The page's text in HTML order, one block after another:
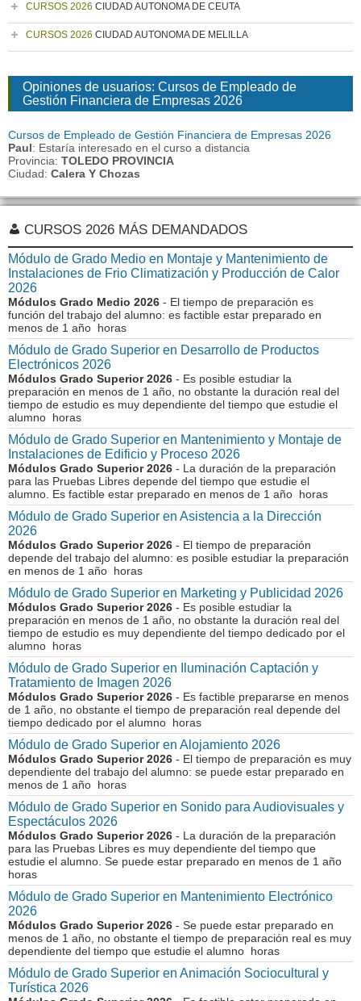
CURSOS 2026 CIUDAD AUTONOMA DE CEUTA
CURSOS 2026 CIUDAD AUTONOMA DE MELILLA
Opiniones de usuarios: Cursos de Empleado de
Gestión Financiera de Empresas 2026
Cursos de Empleado de Gestión Financiera de Empresas 2026
Paul: Estaría interesado en el curso a distancia
Provincia: TOLEDO PROVINCIA
Ciudad: Calera Y Chozas
CURSOS 2026 MÁS DEMANDADOS
Módulo de Grado Medio en Montaje y Mantenimiento de
Instalaciones de Frio Climatización y Producción de Calor
2026
Módulos Grado Medio 2026 - El tiempo de preparación es
función del trabajo del alumno: es factible estar preparado en
menos de 1 año horas
Módulo de Grado Superior en Desarrollo de Productos
Electrónicos 2026
Módulos Grado Superior 2026 - Es posible estudiar la
preparación en menos de 1 año, no obstante la duración real del
tiempo de estudio es muy dependiente del tiempo que estudie el
alumno horas
Módulo de Grado Superior en Mantenimiento y Montaje de
Instalaciones de Edificio y Proceso 2026
Módulos Grado Superior 2026 - La duración de la preparación
para las Pruebas Libres depende del tiempo que estudie el
alumno. Es factible estar preparado en menos de 1 año horas
Módulo de Grado Superior en Asistencia a la Dirección
2026
Módulos Grado Superior 2026 - El tiempo de preparación
depende del trabajo del alumno: es posible estudiar la preparación
en menos de 1 año horas
Módulo de Grado Superior en Marketing y Publicidad 2026
Módulos Grado Superior 2026 - Es posible estudiar la
preparación en menos de 1 año, no obstante la duración real del
tiempo de estudio es muy dependiente del tiempo dedicado por el
alumno horas
Módulo de Grado Superior en Iluminación Captación y
Tratamiento de Imagen 2026
Módulos Grado Superior 2026 - Es factible prepararse en menos
de 1 año, no obstante el tiempo de preparación real depende del
tiempo dedicado por el alumno horas
Módulo de Grado Superior en Alojamiento 2026
Módulos Grado Superior 2026 - El tiempo de preparación es muy
dependiente del trabajo del alumno: se puede estar preparado en
menos de 1 año horas
Módulo de Grado Superior en Sonido para Audiovisuales y
Espectáculos 2026
Módulos Grado Superior 2026 - La duración de la preparación
para las Pruebas Libres es muy dependiente del tiempo que
estudie el alumno. Se puede estar preparado en menos de 1 año
horas
Módulo de Grado Superior en Mantenimiento Electrónico
2026
Módulos Grado Superior 2026 - Se puede estar preparado en
menos de 1 año, no obstante el tiempo de preparación real es muy
dependiente del tiempo que estudie el alumno horas
Módulo de Grado Superior en Animación Sociocultural y
Turística 2026